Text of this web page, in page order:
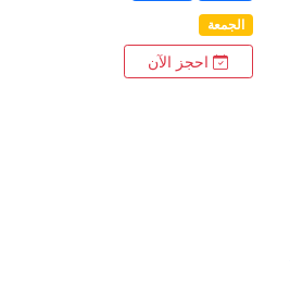
الجمعة
احجز الآن